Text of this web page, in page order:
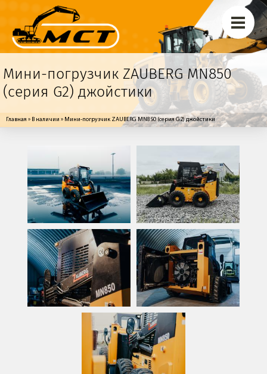
Перейти к основному содержанию
Ремонт
Обслуживание
Контакты
Мини-погрузчик ZAUBERG MN850
(серия G2) джойстики
Вы здесь
Главная » В наличии » Мини-погрузчик ZAUBERG MN850 (серия G2) джойстики